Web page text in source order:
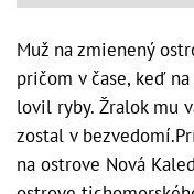
Muž na zmienený
pričom v čase, keď
lovil ryby. Žralok mu
zostal v
na ostrove Nová